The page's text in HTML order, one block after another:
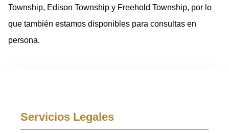
Township, Edison Township y Freehold Township, por lo
que también estamos disponibles para consultas en
persona.
Servicios Legales